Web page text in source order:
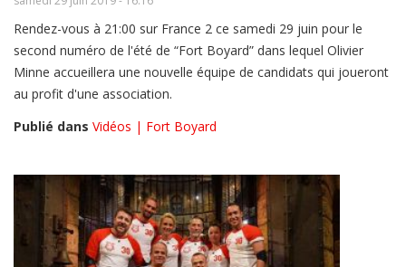
Rendez-vous à 21:00 sur France 2 ce samedi 29 juin pour le
second numéro de l'été de “Fort Boyard” dans lequel Olivier
Minne accueillera une nouvelle équipe de candidats qui joueront
au profit d'une association.
Publié dans Vidéos | Fort Boyard